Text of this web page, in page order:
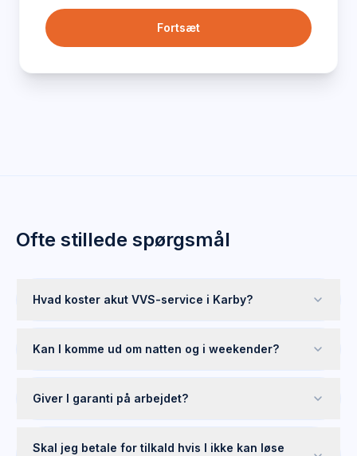
Fortsæt
Ofte stillede spørgsmål
Hvad koster akut VVS-service i Karby?
Kan I komme ud om natten og i weekender?
Giver I garanti på arbejdet?
Skal jeg betale for tilkald hvis I ikke kan løse